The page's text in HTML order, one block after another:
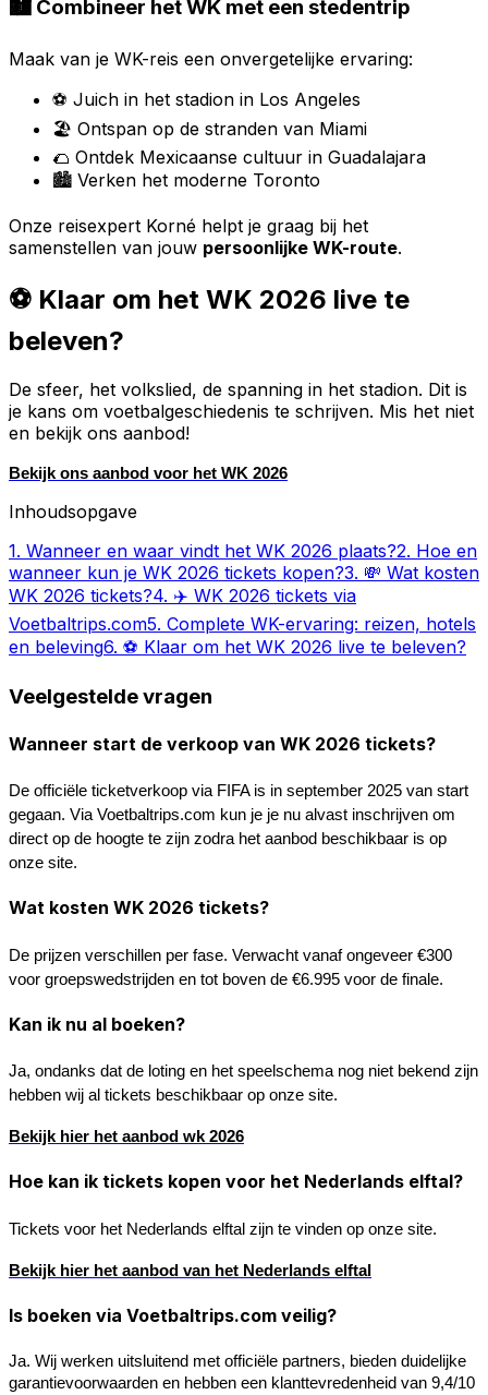
🏙️ Combineer het WK met een stedentrip
Maak van je WK-reis een onvergetelijke ervaring:
⚽ Juich in het stadion in Los Angeles
🏖️ Ontspan op de stranden van Miami
🌮 Ontdek Mexicaanse cultuur in Guadalajara
🏙️ Verken het moderne Toronto
Onze reisexpert Korné helpt je graag bij het
samenstellen van jouw persoonlijke WK-route.
⚽ Klaar om het WK 2026 live te
beleven?
De sfeer, het volkslied, de spanning in het stadion. Dit is
je kans om voetbalgeschiedenis te schrijven. Mis het niet
en bekijk ons aanbod!
Bekijk ons aanbod voor het WK 2026
Inhoudsopgave
1. Wanneer en waar vindt het WK 2026 plaats?2. Hoe en
wanneer kun je WK 2026 tickets kopen?3. 💸 Wat kosten
WK 2026 tickets?4. ✈️ WK 2026 tickets via
Voetbaltrips.com5. Complete WK-ervaring: reizen, hotels
en beleving6. ⚽ Klaar om het WK 2026 live te beleven?
Veelgestelde vragen
Wanneer start de verkoop van WK 2026 tickets?
De officiële ticketverkoop via FIFA is in september 2025 van start
gegaan. Via Voetbaltrips.com kun je je nu alvast inschrijven om
direct op de hoogte te zijn zodra het aanbod beschikbaar is op
onze site.
Wat kosten WK 2026 tickets?
De prijzen verschillen per fase. Verwacht vanaf ongeveer €300
voor groepswedstrijden en tot boven de €6.995 voor de finale.
Kan ik nu al boeken?
Ja, ondanks dat de loting en het speelschema nog niet bekend zijn
hebben wij al tickets beschikbaar op onze site.
Bekijk hier het aanbod wk 2026
Hoe kan ik tickets kopen voor het Nederlands elftal?
Tickets voor het Nederlands elftal zijn te vinden op onze site.
Bekijk hier het aanbod van het Nederlands elftal
Is boeken via Voetbaltrips.com veilig?
Ja. Wij werken uitsluitend met officiële partners, bieden duidelijke
garantievoorwaarden en hebben een klanttevredenheid van 9,4/10